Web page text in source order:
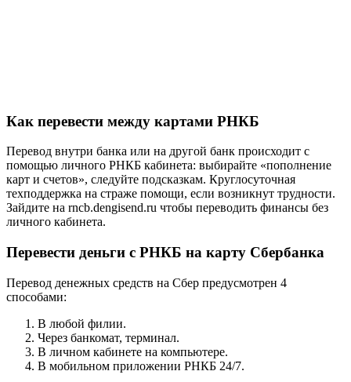
Как перевести между картами РНКБ
Перевод внутри банка или на другой банк происходит с
помощью личного РНКБ кабинета: выбирайте «пополнение
карт и счетов», следуйте подсказкам. Круглосуточная
техподдержка на страже помощи, если возникнут трудности.
Зайдите на rncb.dengisend.ru чтобы переводить финансы без
личного кабинета.
Перевести деньги с РНКБ на карту Сбербанка
Перевод денежных средств на Сбер предусмотрен 4
способами:
В любой филии.
Через банкомат, терминал.
В личном кабинете на компьютере.
В мобильном приложении РНКБ 24/7.